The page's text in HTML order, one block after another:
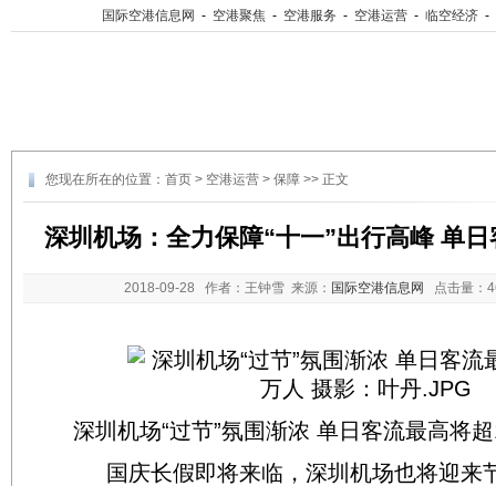
国际空港信息网 - 空港聚焦 - 空港服务 - 空港运营 - 临空经济 -
您现在所在的位置： 首页 > 空港运营 > 保障 >> 正文
深圳机场：全力保障“十一”出行高峰 单
2018-09-28 作者：王钟雪 来源： 国际空港信息网 点击量：
深圳机场“过节”氛围渐浓 单日客流最高将
国庆长假即将来临，深圳机场也将迎来